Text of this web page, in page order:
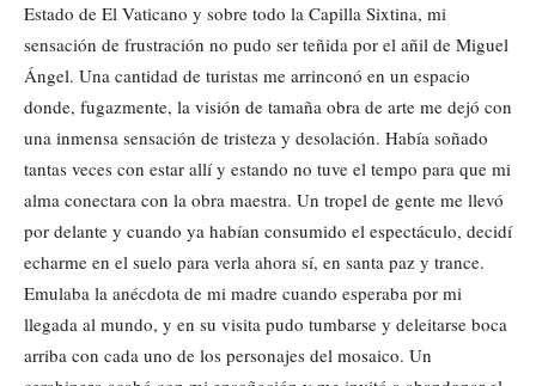
Estado de El Vaticano y sobre todo la Capilla Sixtina, mi
sensación de frustración no pudo ser teñida por el añil de Miguel
Ángel. Una cantidad de turistas me arrinconó en un espacio
donde, fugazmente, la visión de tamaña obra de arte me dejó con
una inmensa sensación de tristeza y desolación. Había soñado
tantas veces con estar allí y estando no tuve el tempo para que mi
alma conectara con la obra maestra. Un tropel de gente me llevó
por delante y cuando ya habían consumido el espectáculo, decidí
echarme en el suelo para verla ahora sí, en santa paz y trance.
Emulaba la anécdota de mi madre cuando esperaba por mi
llegada al mundo, y en su visita pudo tumbarse y deleitarse boca
arriba con cada uno de los personajes del mosaico. Un